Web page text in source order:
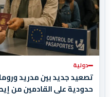
دولية
تصعيد جديد بين مدريد
حدودية على القادمين من